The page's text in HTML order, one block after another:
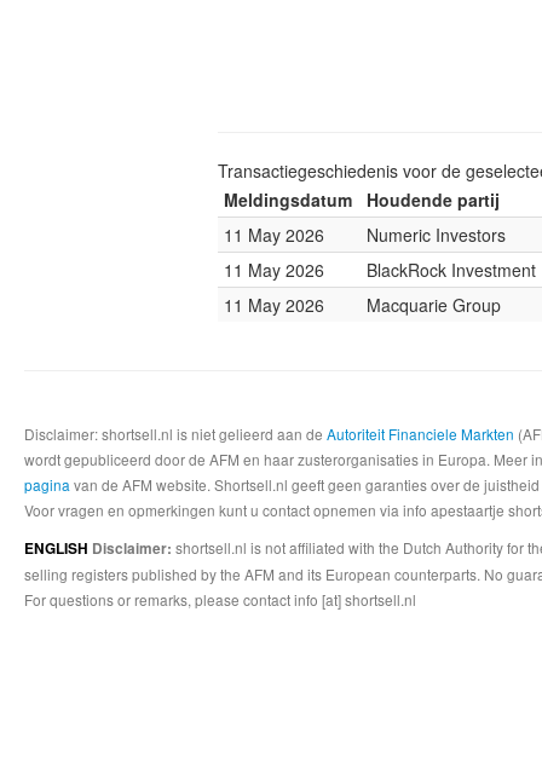
Transactiegeschiedenis voor de
Meldingsdatum
Houdende partij
11 May 2026
Numeric Investors
11 May 2026
BlackRock
11 May 2026
Macquarie Group
Disclaimer: shortsell.nl is niet gelieerd aan de Autoriteit Financiele Markten
wordt gepubliceerd door de AFM en haar zusterorganisaties in Europa.
pagina van de AFM website. Shortsell.nl geeft geen garanties over de
Voor vragen en opmerkingen kunt u contact opnemen via info apestaartje
ENGLISH Disclaimer: shortsell.nl is not affiliated with the Dutch Authority for
selling registers published by the AFM and its European counterparts. No
For questions or remarks, please contact info [at] shortsell.nl